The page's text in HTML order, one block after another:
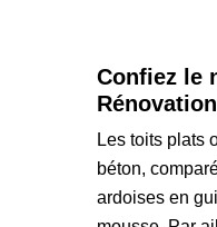
Confiez le
Les toits plats
béton,
ardoises en